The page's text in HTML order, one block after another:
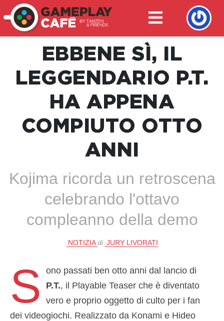
EBBENE SÌ, IL
LEGGENDARIO P.T.
HA APPENA
COMPIUTO OTTO
ANNI
Kojima ricorda un retroscena
celebrando l'ottavo
compleanno della demo
NOTIZIA di JURY LIVORATI
S
ono passati ben otto anni dal lancio di
P.T., il Playable Teaser che è diventato
vero e proprio oggetto di culto per i fan
dei videogiochi. Realizzato da Konami e Hideo